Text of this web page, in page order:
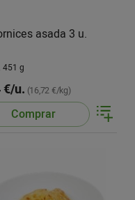
asada 3 u.
451 g
€/u. (16,72 €/kg)
Comprar